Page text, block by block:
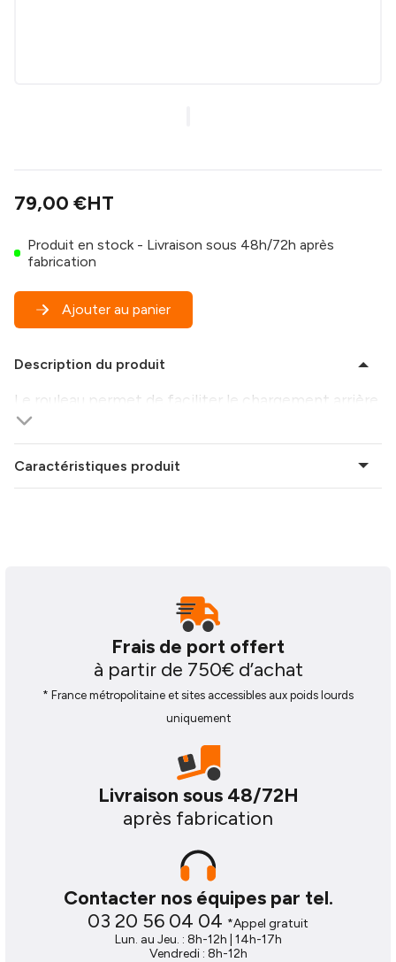
79,00 €HT
Produit en stock - Livraison sous 48h/72h après
fabrication
Ajouter au panier
Description du produit
Le rouleau permet de faciliter le chargement arrière
Caractéristiques produit
Frais de port offert
à partir de 750€ d’achat
* France métropolitaine et sites accessibles aux poids lourds
uniquement
Livraison sous 48/72H
après fabrication
Contacter nos équipes par tel.
03 20 56 04 04 *Appel gratuit
Lun. au Jeu. : 8h-12h | 14h-17h
Vendredi : 8h-12h